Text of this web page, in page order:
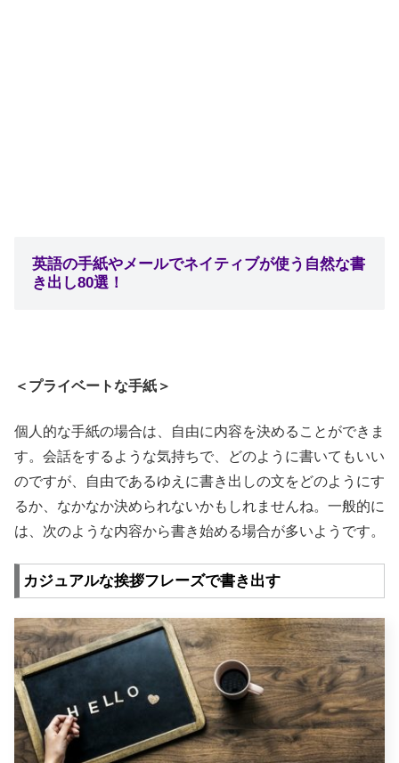
英語の手紙やメールでネイティブが使う自然な書
き出し80選！
＜プライベートな手紙＞
個人的な手紙の場合は、自由に内容を決めることができま
す。会話をするような気持ちで、どのように書いてもいい
のですが、自由であるゆえに書き出しの文をどのようにす
るか、なかなか決められないかもしれませんね。一般的に
は、次のような内容から書き始める場合が多いようです。
カジュアルな挨拶フレーズで書き出す